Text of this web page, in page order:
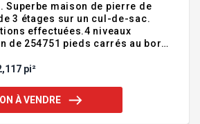
Superbe maison de pierre de
3 étages sur un cul-de-sac.
effectuées.4 niveaux
de 254751 pieds carrés au bord
vous offre 4 chambres à
bois entre la cuisine et le salon, 2
salle d'eau, un garage double
pi²
À VENDRE